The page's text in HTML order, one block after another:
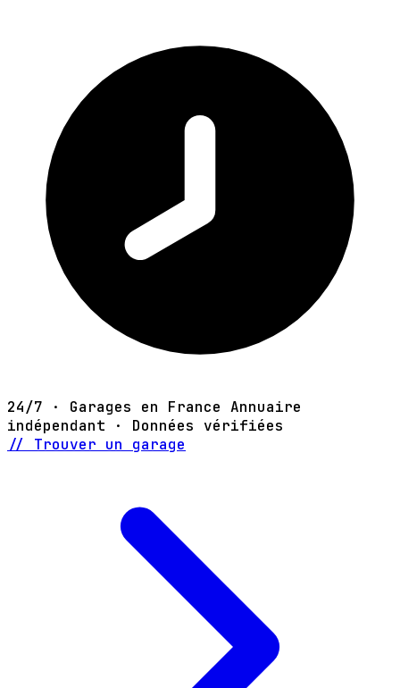
24/7 · Garages en France Annuaire
indépendant · Données vérifiées
// Trouver un garage